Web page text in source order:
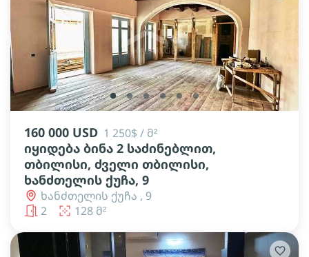
lens lens lens lens lens lens
160 000 USD 1 250$ / მ²
იყიდება ბინა 2 საძინებლით,
თბილისი, ძველი თბილისი,
ხანძთელის ქუჩა, 9
ხანძთელის ქუჩა , 9
2
128 მ²